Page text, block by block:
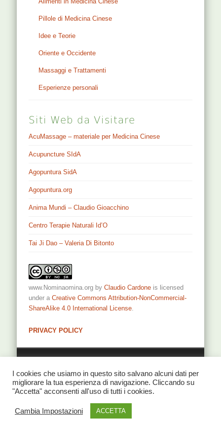
Pillole di Medicina Cinese
Idee e Teorie
Oriente e Occidente
Massaggi e Trattamenti
Esperienze personali
Siti Web da Visitare
AcuMassage – materiale per Medicina Cinese
Acupuncture SIdA
Agopuntura SidA
Agopuntura.org
Anima Mundi – Claudio Gioacchino
Centro Terapie Naturali Id’O
Tai Ji Dao – Valeria Di Bitonto
www.Nominaomina.org byClaudio Cardone is licensed
under aCreative Commons Attribution-NonCommercial-
ShareAlike 4.0 International License.
PRIVACY POLICY
© 2026 NominaOmina di Claudio Cardone
I cookies che usiamo in questo sito salvano alcuni dati per
migliorare la tua esperienza di navigazione. Cliccando su
"Accetta" acconsenti all'uso di tutti i cookies.
Cambia Impostazioni ACCETTA